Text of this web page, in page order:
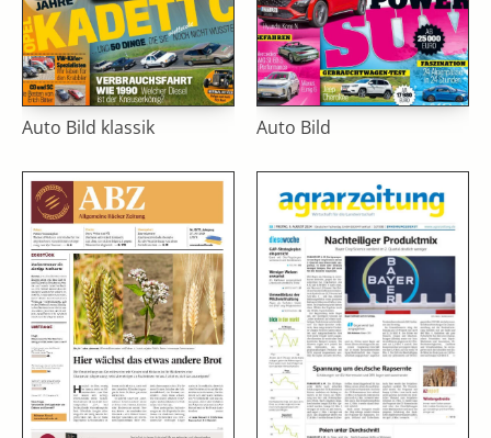
Auto Bild klassik Auto Bild